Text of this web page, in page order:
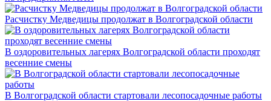
Расчистку Медведицы продолжат в Волгоградской области
В оздоровительных лагерях Волгоградской области проходят
весенние смены
В Волгоградской области стартовали лесопосадочные работы